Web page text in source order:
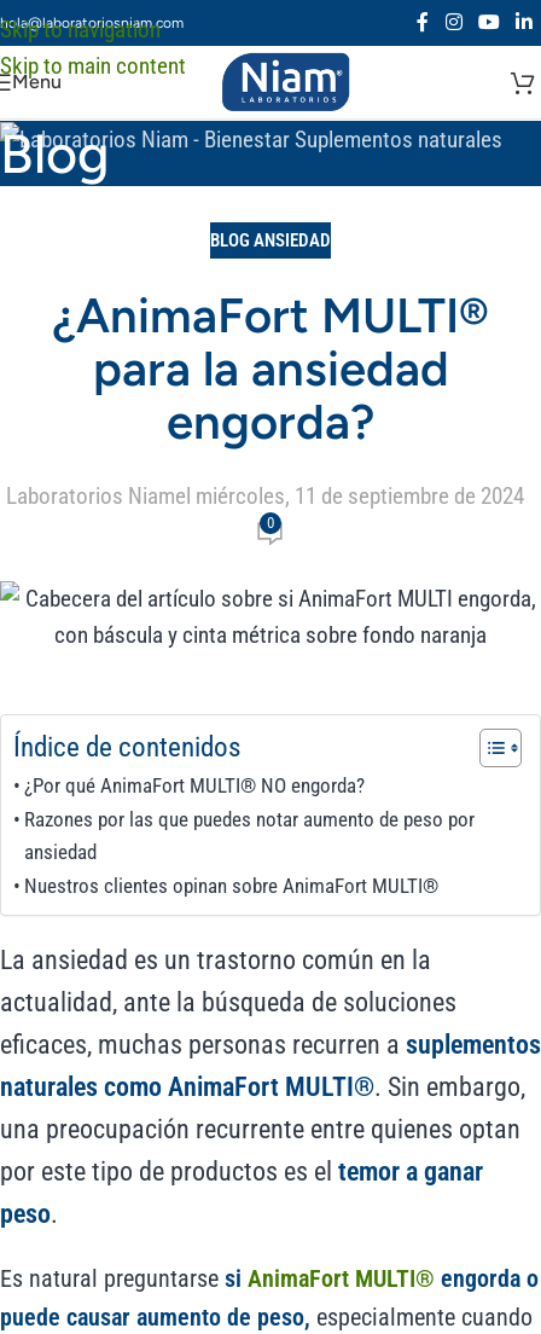
Skip to navigation
Skip to main content
hola@laboratoriosniam.com
Menu
Blog
BLOG ANSIEDAD
¿AnimaFort MULTI®
para la ansiedad
engorda?
Laboratorios Niamel miércoles, 11 de septiembre de 2024
0
Índice de contenidos
¿Por qué AnimaFort MULTI® NO engorda?
Razones por las que puedes notar aumento de peso por
ansiedad
Nuestros clientes opinan sobre AnimaFort MULTI®
La ansiedad es un trastorno común en la
actualidad, ante la búsqueda de soluciones
eficaces, muchas personas recurren a suplementos
naturales como AnimaFort MULTI®. Sin embargo,
una preocupación recurrente entre quienes optan
por este tipo de productos es el temor a ganar
peso.
Es natural preguntarse si AnimaFort MULTI® engorda o
puede causar aumento de peso, especialmente cuando